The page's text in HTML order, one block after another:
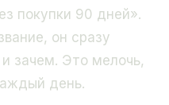
покупки 90 дней».
он сразу
зачем. Это мелочь,
день.